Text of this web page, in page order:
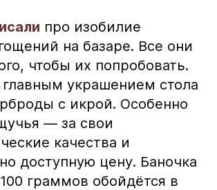
про изобилие
на базаре. Все они
чтобы их попробовать.
украшением стола
с икрой. Особенно
— за свои
качества и
доступную цену. Баночка
граммов обойдётся в